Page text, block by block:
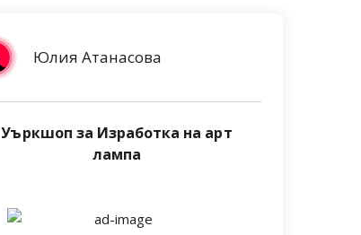
Юлия Атанасова
Уъркшоп за Изработка на арт
лампа